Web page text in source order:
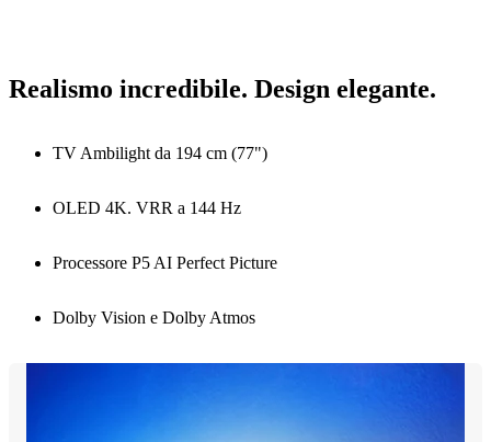
Realismo incredibile. Design elegante.
TV Ambilight da 194 cm (77")
OLED 4K. VRR a 144 Hz
Processore P5 AI Perfect Picture
Dolby Vision e Dolby Atmos